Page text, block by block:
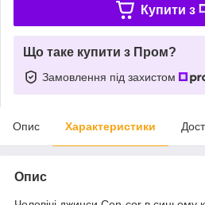
Купити з
Що таке купити з Пром?
Замовлення під захистом
Опис Характеристики
Опис